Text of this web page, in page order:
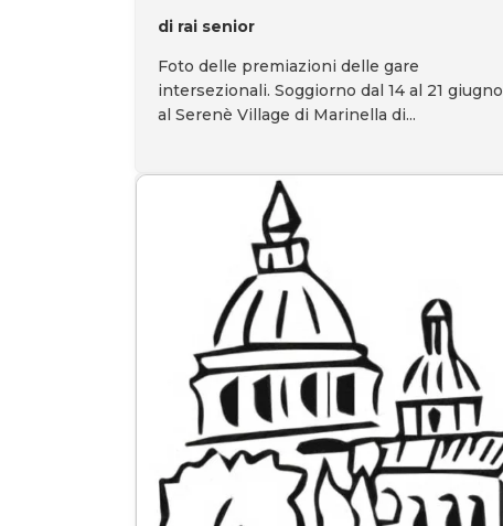
di rai senior
Foto delle premiazioni delle gare
intersezionali. Soggiorno dal 14 al 21 giugno
al Serenè Village di Marinella di...